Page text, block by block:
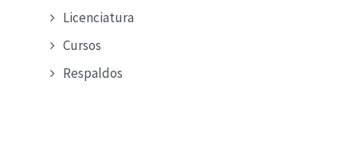
Licenciatura
Cursos
Respaldos